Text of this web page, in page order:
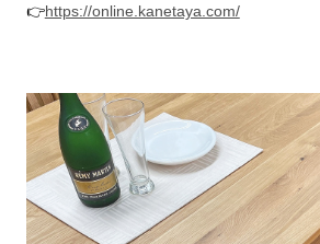
👉https://online.kanetaya.com/